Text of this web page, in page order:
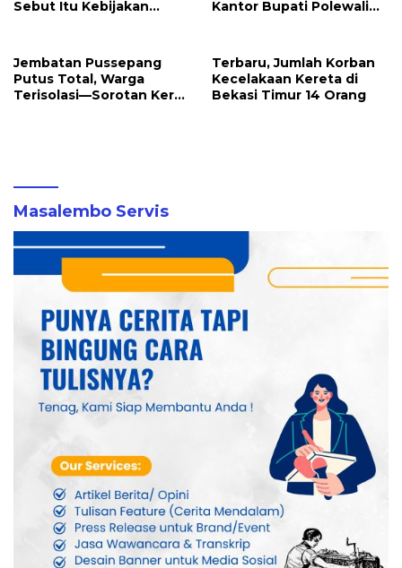
Sebut Itu Kebijakan
Sendiri”
Kantor Bupati Polewali
Dengan Satpol PP
Jembatan Pussepang
Putus Total, Warga
Terisolasi—Sorotan Keras
Terbaru, Jumlah Korban
Kecelakaan Kereta di
Bekasi Timur 14 Orang
Masalembo Servis